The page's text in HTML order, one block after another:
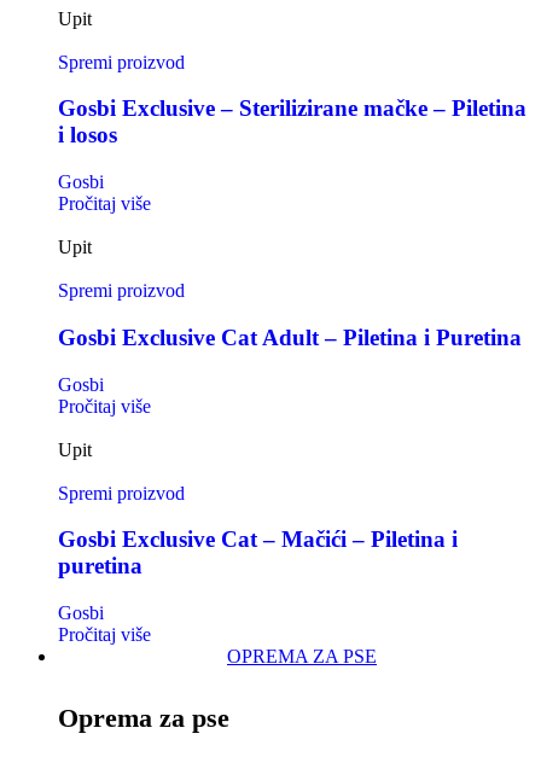
Upit
Spremi proizvod
Gosbi Exclusive – Sterilizirane mačke – Piletina
i losos
Gosbi
Pročitaj više
Upit
Spremi proizvod
Gosbi Exclusive Cat Adult – Piletina i Puretina
Gosbi
Pročitaj više
Upit
Spremi proizvod
Gosbi Exclusive Cat – Mačići – Piletina i
puretina
Gosbi
Pročitaj više
OPREMA ZA PSE
Oprema za pse